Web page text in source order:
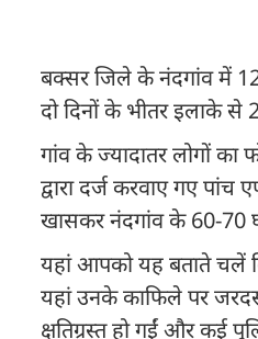
बक्सर जिले के नंदगांव में
दो दिनों के भीतर इलाके से
गांव के ज्यादातर लोगों
द्वारा दर्ज करवाए गए
खासकर नंदगांव के 60-70
यहां आपको यह बताते चलें
यहां उनके काफिले पर
क्षतिग्रस्त हो गईं और कई